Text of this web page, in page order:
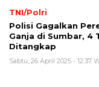
TNI/Polri
Polisi Gagalkan
Ganja di Sumbar, 4
Ditangkap
Sabtu, 26 April 2025 - 12:37